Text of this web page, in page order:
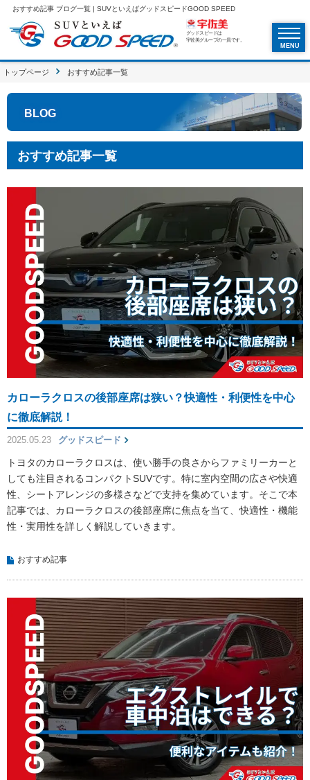
おすすめ記事 ブログ一覧 | SUVといえばグッドスピードGOOD SPEED
グッドスピードは
宇佐美グループの一員です。
MENU
トップページ おすすめ記事一覧
BLOG
おすすめ記事一覧
カローラクロスの後部座席は狭い？快適性・利便性を中心
に徹底解説！
2025.05.23 グッドスピード
トヨタのカローラクロスは、使い勝手の良さからファミリーカーと
しても注目されるコンパクトSUVです。特に室内空間の広さや快適
性、シートアレンジの多様さなどで支持を集めています。そこで本
記事では、カローラクロスの後部座席に焦点を当て、快適性・機能
性・実用性を詳しく解説していきます。
おすすめ記事